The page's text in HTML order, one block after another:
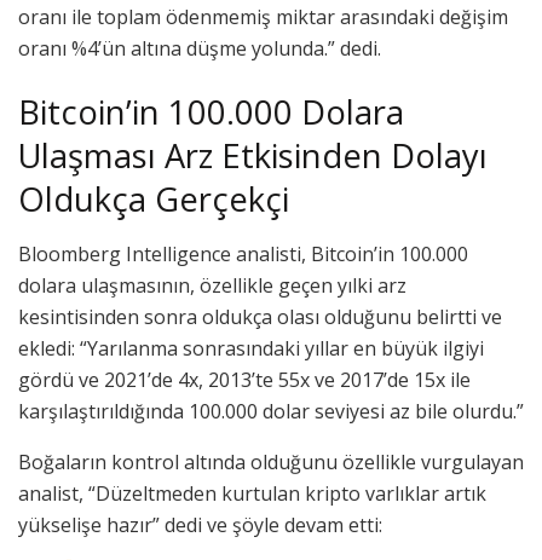
oranı ile toplam ödenmemiş miktar arasındaki değişim
oranı %4’ün altına düşme yolunda.” dedi.
Bitcoin’in 100.000 Dolara
Ulaşması Arz Etkisinden Dolayı
Oldukça Gerçekçi
Bloomberg Intelligence analisti, Bitcoin’in 100.000
dolara ulaşmasının, özellikle geçen yılki arz
kesintisinden sonra oldukça olası olduğunu belirtti ve
ekledi: “Yarılanma sonrasındaki yıllar en büyük ilgiyi
gördü ve 2021’de 4x, 2013’te 55x ve 2017’de 15x ile
karşılaştırıldığında 100.000 dolar seviyesi az bile olurdu.”
Boğaların kontrol altında olduğunu özellikle vurgulayan
analist, “Düzeltmeden kurtulan kripto varlıklar artık
yükselişe hazır” dedi ve şöyle devam etti: